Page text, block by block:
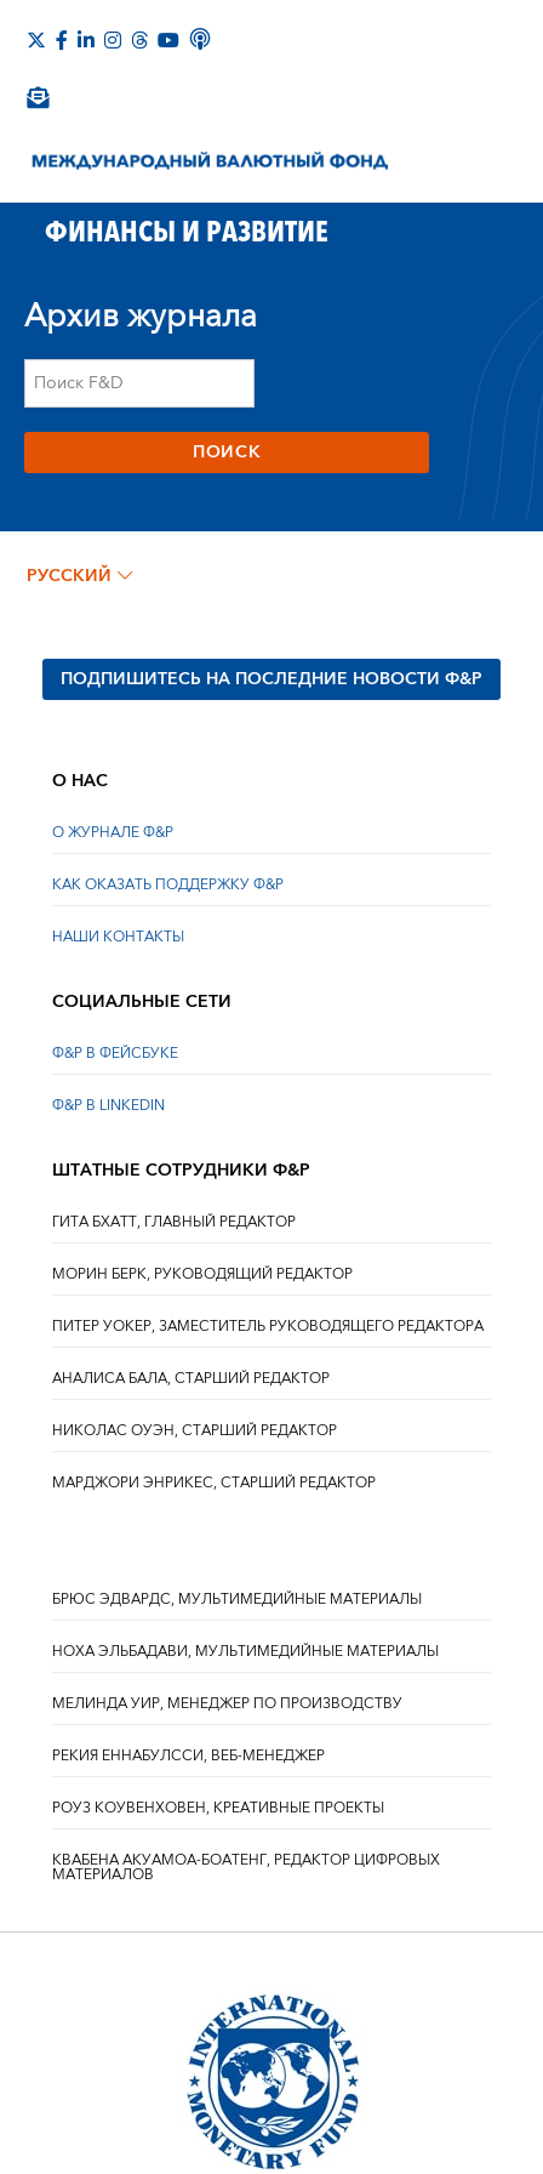
ФИНАНСЫ И РАЗВИТИЕ
Архив журнала
РУССКИЙ
ПОДПИШИТЕСЬ НА ПОСЛЕДНИЕ НОВОСТИ Ф&Р
О НАС
О ЖУРНАЛЕ Ф&Р
КАК ОКАЗАТЬ ПОДДЕРЖКУ Ф&Р
НАШИ КОНТАКТЫ
СОЦИАЛЬНЫЕ СЕТИ
Ф&Р В ФЕЙСБУКЕ
Ф&Р В LINKEDIN
ШТАТНЫЕ СОТРУДНИКИ Ф&Р
ГИТА БХАТТ, ГЛАВНЫЙ РЕДАКТОР
МОРИН БЕРК, РУКОВОДЯЩИЙ РЕДАКТОР
ПИТЕР УОКЕР, ЗАМЕСТИТЕЛЬ РУКОВОДЯЩЕГО РЕДАКТОРА
АНАЛИСА БАЛА, СТАРШИЙ РЕДАКТОР
НИКОЛАС ОУЭН, СТАРШИЙ РЕДАКТОР
МАРДЖОРИ ЭНРИКЕС, СТАРШИЙ РЕДАКТОР
БРЮС ЭДВАРДС, МУЛЬТИМЕДИЙНЫЕ МАТЕРИАЛЫ
НОХА ЭЛЬБАДАВИ, МУЛЬТИМЕДИЙНЫЕ МАТЕРИАЛЫ
МЕЛИНДА УИР, МЕНЕДЖЕР ПО ПРОИЗВОДСТВУ
РЕКИЯ ЕННАБУЛССИ, ВЕБ-МЕНЕДЖЕР
РОУЗ КОУВЕНХОВЕН, КРЕАТИВНЫЕ ПРОЕКТЫ
КВАБЕНА АКУАМОА-БОАТЕНГ, РЕДАКТОР ЦИФРОВЫХ
МАТЕРИАЛОВ